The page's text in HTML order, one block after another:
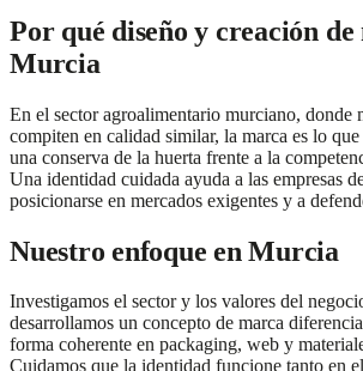
Por qué diseño y creación
Murcia
En el sector agroalimentario murciano, donde
compiten en calidad similar, la marca es lo
una conserva de la huerta frente a la
Una identidad cuidada ayuda a las empresas
posicionarse en mercados exigentes y a
Nuestro enfoque enMurcia
Investigamos el sector y los valores del
desarrollamos un concepto de marca
forma coherente en packaging, web y
Cuidamos que la identidad funcione tanto en